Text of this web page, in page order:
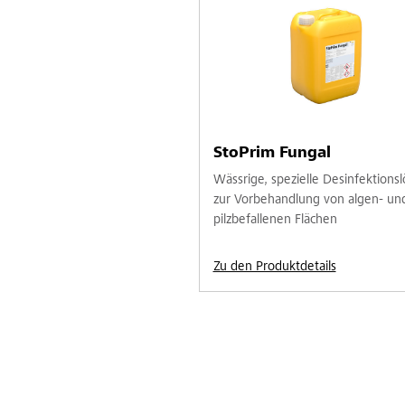
StoPrim Fungal
Wässrige, spezielle
zur Vorbehandlung von algen-
pilzbefallenen Flächen
Zu den Produktdetails